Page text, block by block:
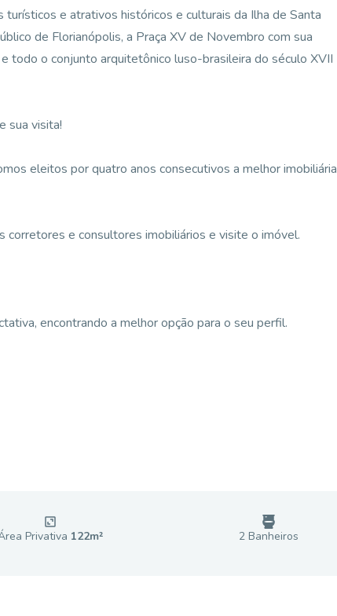
e atrativos históricos e culturais da Ilha de Santa
de Florianópolis, a Praça XV de Novembro com sua
todo o conjunto arquitetônico luso-brasileira do século XVII
sua visita!
eleitos por quatro anos consecutivos a melhor imobiliária
corretores e consultores imobiliários e visite o imóvel.
encontrando a melhor opção para o seu perfil.
Privativa 122m² 2 Banheiros